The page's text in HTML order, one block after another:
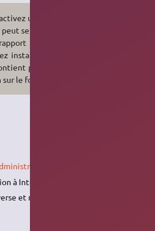
un dépôt
se faire sur
avec le
installé (dans
plusieurs
le forum
à Internet configurée et activée.
et multi-universe